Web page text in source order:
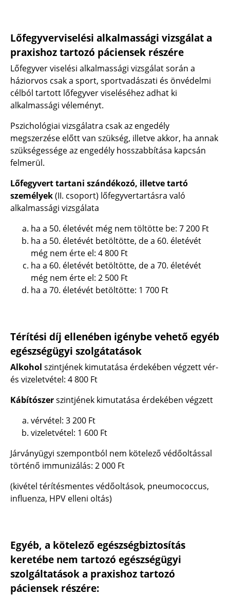
Lőfegyverviselési alkalmassági vizsgálat a
praxishoz tartozó páciensek részére
Lőfegyver viselési alkalmassági vizsgálat során a
háziorvos csak a sport, sportvadászati és önvédelmi
célból tartott lőfegyver viseléséhez adhat ki
alkalmassági véleményt.
Pszichológiai vizsgálatra csak az engedély
megszerzése előtt van szükség, illetve akkor, ha annak
szükségessége az engedély hosszabbítása kapcsán
felmerül.
Lőfegyvert tartani szándékozó, illetve tartó
személyek(II. csoport) lőfegyvertartásra való
alkalmassági vizsgálata
ha a 50. életévét még nem töltötte be: 7 200 Ft
ha a 50. életévét betöltötte, de a 60. életévét
még nem érte el: 4 800 Ft
ha a 60. életévét betöltötte, de a 70. életévét
még nem érte el: 2 500 Ft
ha a 70. életévét betöltötte: 1 700 Ft
Térítési díj ellenében igénybe vehető egyéb
egészségügyi szolgátatások
Alkohol szintjének kimutatása érdekében végzett vér-
és vizeletvétel: 4 800 Ft
Kábítószerszintjének kimutatása érdekében végzett
vérvétel: 3 200 Ft
vizeletvétel: 1 600 Ft
Járványügyi szempontból nem kötelező védőoltással
történő immunizálás: 2 000 Ft
(kivétel térítésmentes védőoltások, pneumococcus,
influenza, HPV elleni oltás)
Egyéb, a kötelező egészségbiztosítás
keretébe nem tartozó egészségügyi
szolgáltatások a praxishoz tartozó
páciensek részére: